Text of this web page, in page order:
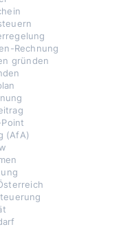
Rechnung
gründen
(AfA)